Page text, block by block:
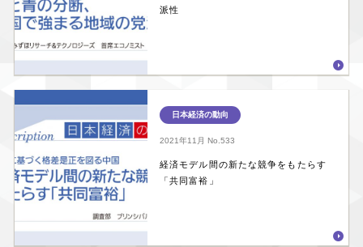
派性
日本経済の動向
2021年11月 No.533
経済モデル間の新たな競争をもたらす
「共同富裕」